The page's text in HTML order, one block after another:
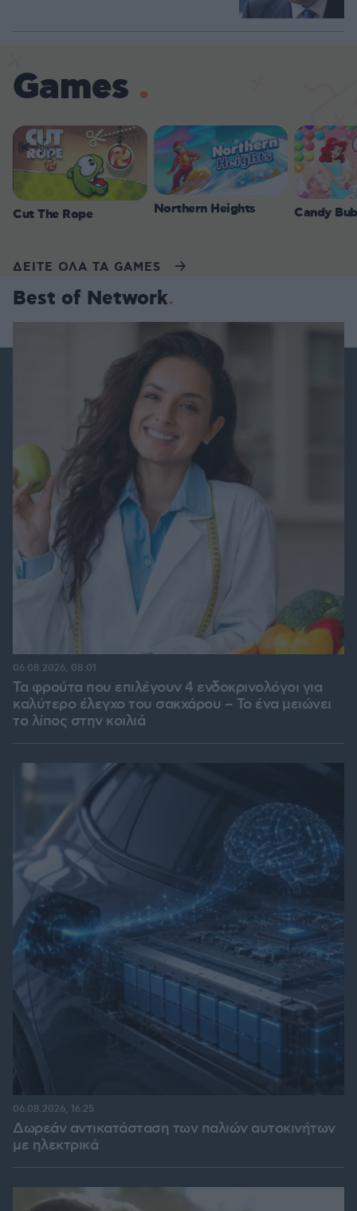
Games
Cut The Rope Northern Heights Candy
ΔΕΙΤΕ ΟΛΑ ΤΑ GAMES
Best of Network
Τα φρούτα που επιλέγουν 4 ενδοκρινολόγοι για
καλύτερο έλεγχο του σακχάρου – Το ένα μειώνει
το λίπος στην κοιλιά
06.08.2026, 08:01
Δωρεάν αντικατάσταση των παλιών αυτοκινήτων
με ηλεκτρικά
06.08.2026, 16:25